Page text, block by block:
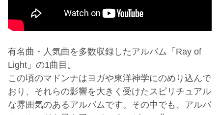
有名曲・人気曲を多数収録したアルバム「Ray of
Light」の1曲目。
この頃のマドンナはヨガや東洋神学にのめり込んで
おり、それらの影響を大きく受けたスピリチュアル
な雰囲気のあるアルバムです。その中でも、アルバ